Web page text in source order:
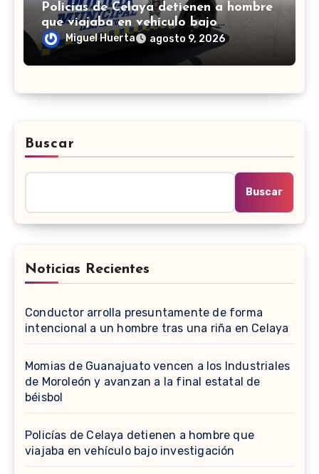
Policías de Celaya detienen a hombre
que viajaba en vehículo bajo
investigación
Miguel Huerta agosto 9, 2026
Buscar
Buscar
Noticias Recientes
Conductor arrolla presuntamente de forma
intencional a un hombre tras una riña en Celaya
Momias de Guanajuato vencen a los Industriales
de Moroleón y avanzan a la final estatal de
béisbol
Policías de Celaya detienen a hombre que
viajaba en vehículo bajo investigación